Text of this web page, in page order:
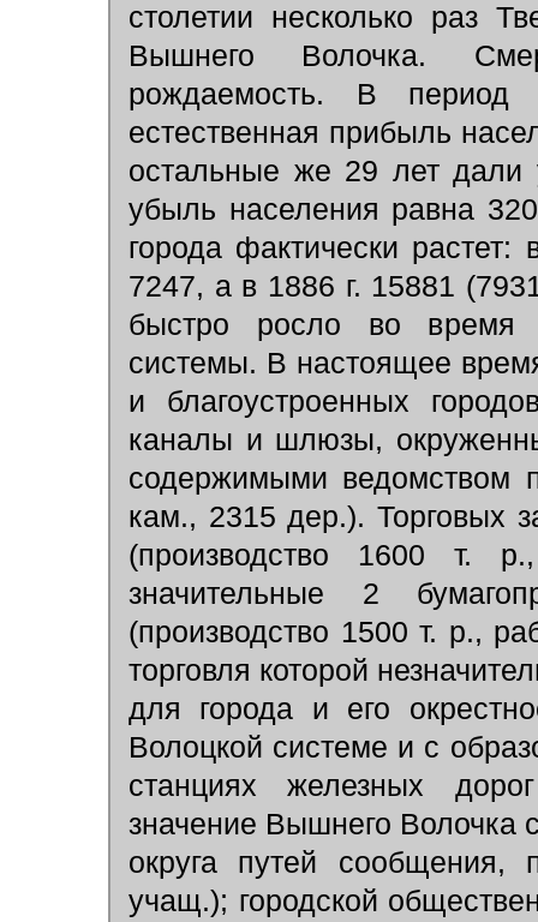
столетии несколько раз
Вышнего Волочка.
рождаемость. В
естественная прибыль
остальные же 29 лет дали
убыль населения равна
города фактически
7247, а в 1886 г. 15881
быстро росло во время
системы. В настоящее
и благоустроенных
каналы и шлюзы,
содержимыми ведомством
кам., 2315 дер.). Торговых
(производство 1600 т.
значительные 2
(производство 1500 т. р.,
торговля которой
для города и его
Волоцкой системе и с
станциях железных
значение Вышнего Волочка
округа путей сообщения,
учащ.); городской